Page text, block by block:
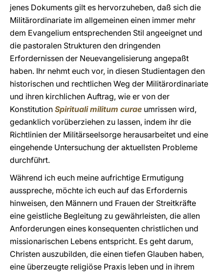
jenes Dokuments gilt es hervorzuheben, daß sich die
Militärordinariate im allgemeinen einen immer mehr
dem Evangelium entsprechenden Stil angeeignet und
die pastoralen Strukturen den dringenden
Erfordernissen der Neuevangelisierung angepaßt
haben. Ihr nehmt euch vor, in diesen Studientagen den
historischen und rechtlichen Weg der Militärordinariate
und ihren kirchlichen Auftrag, wie er von der
Konstitution Spirituali militum curae umrissen wird,
gedanklich vorüberziehen zu lassen, indem ihr die
Richtlinien der Militärseelsorge herausarbeitet und eine
eingehende Untersuchung der aktuellsten Probleme
durchführt.
Während ich euch meine aufrichtige Ermutigung
ausspreche, möchte ich euch auf das Erfordernis
hinweisen, den Männern und Frauen der Streitkräfte
eine geistliche Begleitung zu gewährleisten, die allen
Anforderungen eines konsequenten christlichen und
missionarischen Lebens entspricht. Es geht darum,
Christen auszubilden, die einen tiefen Glauben haben,
eine überzeugte religiöse Praxis leben und in ihrem